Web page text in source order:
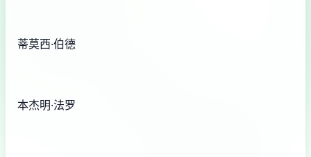
蒂莫西·伯德
本杰明·法罗